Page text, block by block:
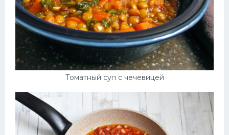
Томатный суп с чечевицей